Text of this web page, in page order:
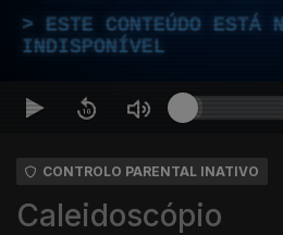
ESTE CONTEÚDO ESTÁ
INDISPONÍVEL
CONTROLO PARENTAL INATIVO
Caleidoscópio